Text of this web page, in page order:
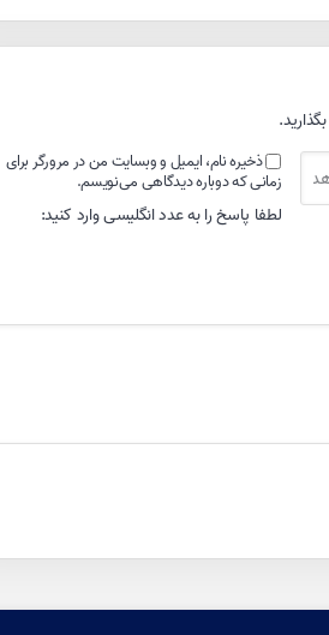
ذخیره نام، ایمیل و وبسایت من در مرورگر برای
زمانی که دوباره دیدگاهی می‌نویسم.
لطفا پاسخ را به عدد انگلیسی وارد کنید: